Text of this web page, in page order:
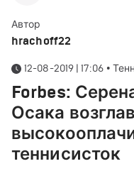
Автор
hrachoff22
12-08-2019 | 17:06 •
Forbes:
Осака
теннисисток